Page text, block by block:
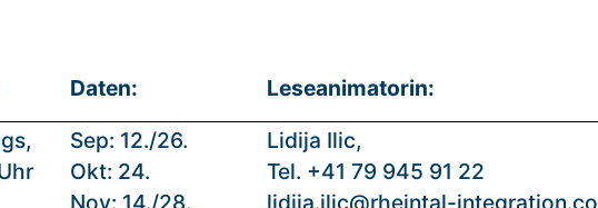
Daten:
Leseanimatorin:
Sep: 12./26.
Okt: 24.
Nov: 14./28.
Lidija Ilic,
Tel. +41 79 945 91 22
lidija.ilic@rheintal-